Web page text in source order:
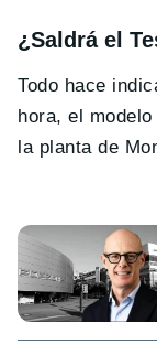
¿Saldrá el
Todo hace
hora, el
la planta de